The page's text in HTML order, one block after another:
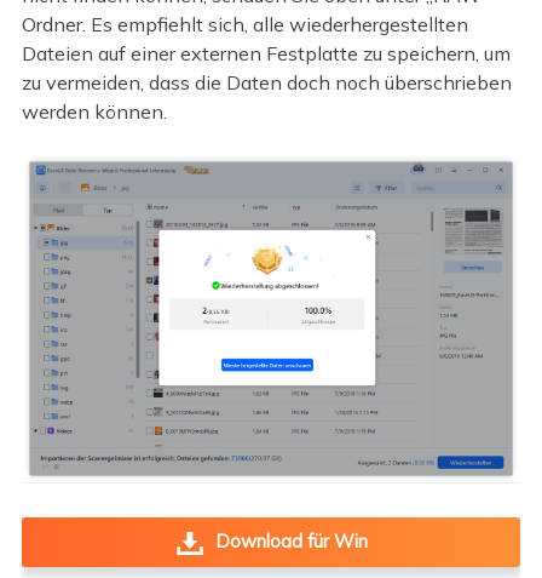
Ordner. Es empfiehlt sich, alle wiederhergestellten
Dateien auf einer externen Festplatte zu speichern, um
zu vermeiden, dass die Daten doch noch überschrieben
werden können.
Download für Win